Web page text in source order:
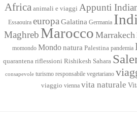
Africa animali e viaggi Appunti
Essaouira europa Galatina Germania
Maghreb Marocco Marrakech
momondo Mondo natura Palestina pandemia
quarantena riflessioni Rishikesh Sahara
consapevole turismo responsabile vegetariano
viaggio vienna vita naturale